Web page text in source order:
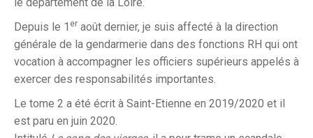
le département de la Loire.
Depuis le 1 er août dernier, je suis affecté à la direction
générale de la gendarmerie dans des fonctions RH qui ont
vocation à accompagner les officiers supérieurs appelés à
exercer des responsabilités importantes.
Le tome 2 a été écrit à Saint-Etienne en 2019/2020 et il
est paru en juin 2020.